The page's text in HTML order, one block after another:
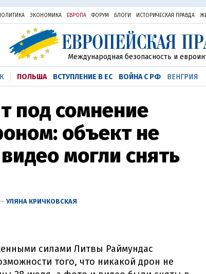
ЭКОНОМИКА ЕВРОПА ФОРУМ БЛОГИ ИСТОРИЧЕСКАЯ ПРАВДА
Международная безопасность и
ПОЛЬША ВСТУПЛЕНИЕ В ЕС ВОЙНА С РФ ВЕНГРИЯ
под сомнение
объект не
могли снять
УЛЯНА КРИЧКОВСКАЯ
силами Литвы Раймундас
того, что никакой дрон не